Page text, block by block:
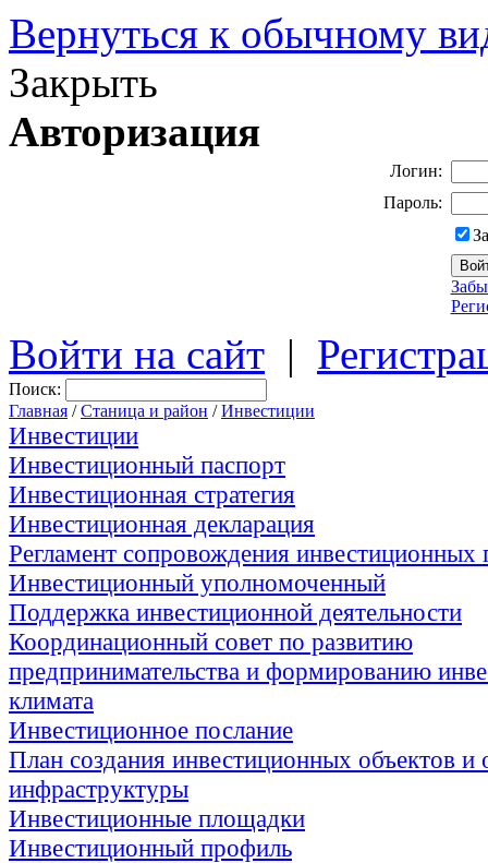
Вернуться к обычному
Закрыть
Авторизация
Логин:
Пароль:
Войти на сайт |
Поиск:
Главная /Станица и район /Инвестиции
Инвестиции
Инвестиционный паспорт
Инвестиционная стратегия
Инвестиционная декларация
Регламент сопровождения инвестиционных
Инвестиционный уполномоченный
Поддержка инвестиционной деятельности
Координационный совет по развитию
предпринимательства и формированию
климата
Инвестиционное послание
План создания инвестиционных объектов и
инфраструктуры
Инвестиционные площадки
Инвестиционный профиль